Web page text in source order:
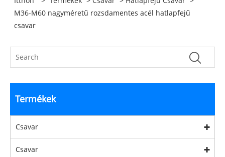
M36-M60 nagyméretű rozsdamentes acél hatlapfejű
csavar
Termékek
Csavar
Csavar